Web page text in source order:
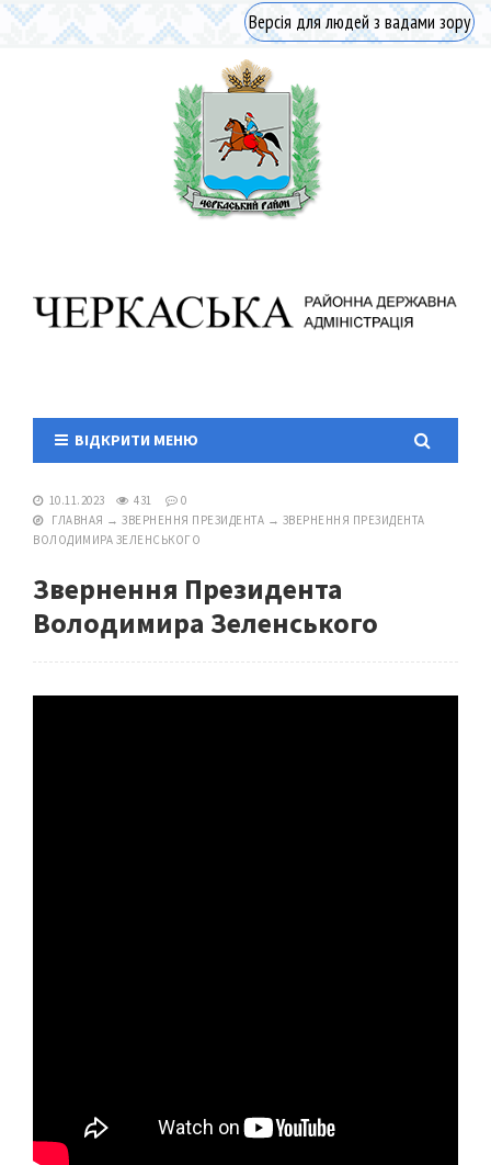
Версія для людей з вадами зору
ВІДКРИТИ МЕНЮ
10.11.2023 431
0
ГЛАВНАЯ → ЗВЕРНЕННЯ ПРЕЗИДЕНТА → ЗВЕРНЕННЯ ПРЕЗИДЕНТА
ВОЛОДИМИРА ЗЕЛЕНСЬКОГО
Звернення Президента
Володимира Зеленського